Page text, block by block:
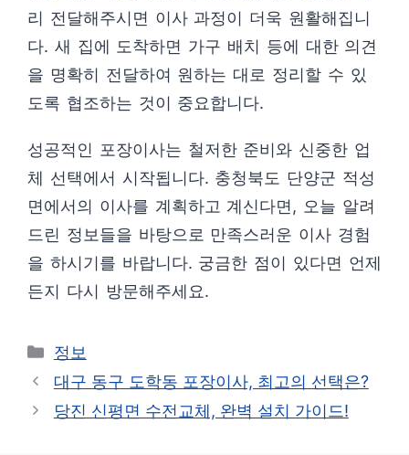
리 전달해주시면 이사 과정이 더욱 원활해집니
다. 새 집에 도착하면 가구 배치 등에 대한 의견
을 명확히 전달하여 원하는 대로 정리할 수 있
도록 협조하는 것이 중요합니다.
성공적인 포장이사는 철저한 준비와 신중한 업
체 선택에서 시작됩니다. 충청북도 단양군 적성
면에서의 이사를 계획하고 계신다면, 오늘 알려
드린 정보들을 바탕으로 만족스러운 이사 경험
을 하시기를 바랍니다. 궁금한 점이 있다면 언제
든지 다시 방문해주세요.
카
테
리
정보
대구 동구 도학동 포장이사, 최고의 선택은?
당진 신평면 수전교체, 완벽 설치 가이드!